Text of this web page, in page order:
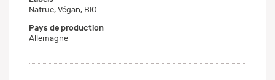
Natrue, Végan, BIO
Pays de production
Allemagne